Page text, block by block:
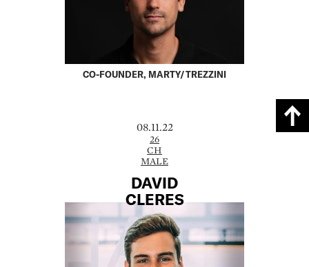
CO-FOUNDER, MARTY/TREZZINI
08.11.22
26
CH
MALE
DAVID
CLERES